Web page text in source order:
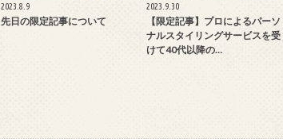
2023.8.9
先日の限定記事について
2023.9.30
【限定記事】プロによるパーソ
ナルスタイリングサービスを受
けて40代以降の…